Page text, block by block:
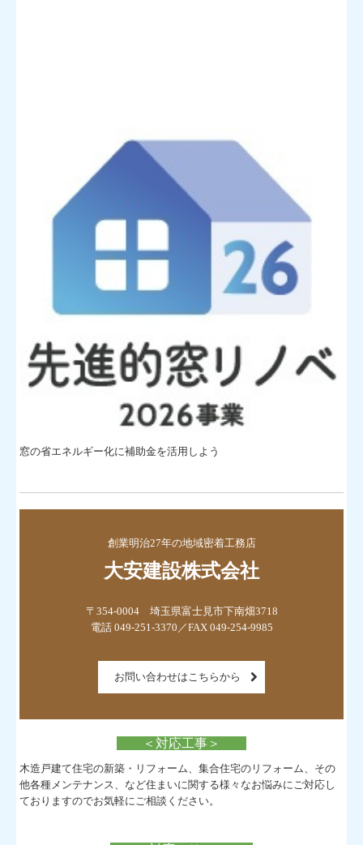
窓の省エネルギー化に補助金を活用しよう
創業明治27年の地域密着工務店
大安建設株式会社
〒354-0004　埼玉県富士見市下南畑3718
電話 049-251-3370／FAX 049-254-9985
お問い合わせはこちらから
＜対応工事＞
木造戸建て住宅の新築・リフォーム、集合住宅のリフォーム、その
他各種メンテナンス、など住まいに関する様々なお悩みにご対応し
ておりますのでお気軽にご相談ください。